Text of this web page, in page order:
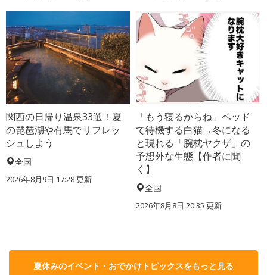
関西の日帰り温泉33選！夏
の琵琶湖や有馬でリフレッ
シュしよう
全国
2026年8月9日 17:28更新
「もう寝るからね」ベッド
で待機する白猫→冬になる
と現れる「腕枕ヤクザ」の
予想外な生態【作者に聞
く】
全国
2026年8月8日 20:35 更新
夏休みのイベント・おでかけトピックスをもっと見る